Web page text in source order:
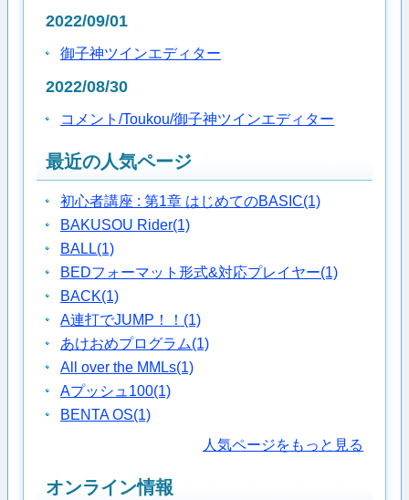
2022/09/01
御子神ツインエディター
2022/08/30
コメント/Toukou/御子神ツインエディター
最近の人気ページ
初心者講座 : 第1章 はじめてのBASIC(1)
BAKUSOU Rider(1)
BALL(1)
BEDフォーマット形式&対応プレイヤー(1)
BACK(1)
A連打でJUMP！！ (1)
あけおめプログラム(1)
All over the MMLs(1)
Aプッシュ100(1)
BENTA OS(1)
人気ページをもっと見る
オンライン情報